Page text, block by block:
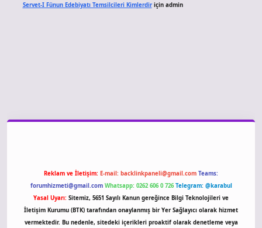
Servet-I Fünun Edebiyatı Temsilcileri Kimlerdiriçin admin
Reklam ve İletişim: E-mail: backlinkpaneli@gmail.com Teams:
forumhizmeti@gmail.com Whatsapp: 0262 606 0 726 Telegram: @karabul
Yasal Uyarı: Sitemiz, 5651 Sayılı Kanun gereğince Bilgi Teknolojileri ve
İletişim Kurumu (BTK) tarafından onaylanmış bir Yer Sağlayıcı olarak hizmet
vermektedir. Bu nedenle, sitedeki içerikleri proaktif olarak denetleme veya